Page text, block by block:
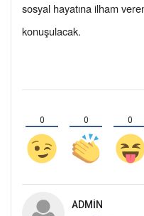
sosyal hayatına ilham
konuşulacak.
0 0 0
ADMIN